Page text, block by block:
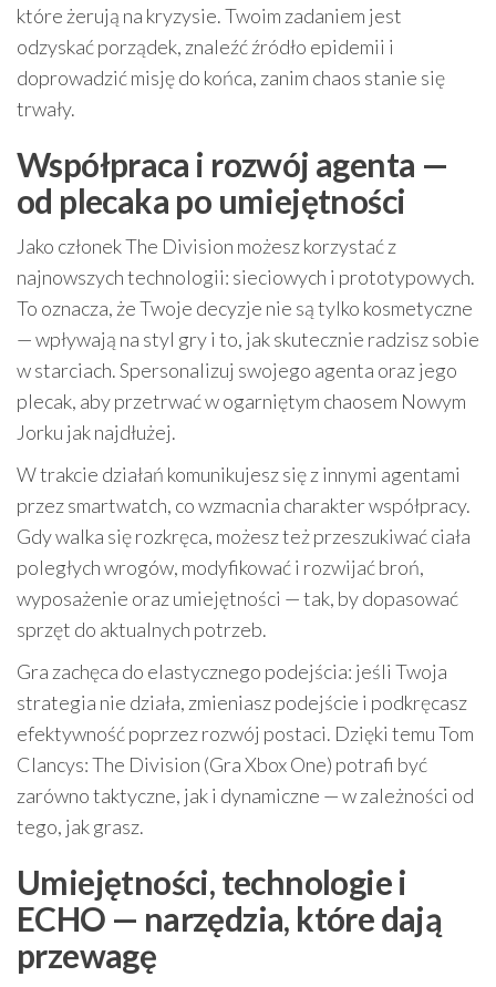
które żerują na kryzysie. Twoim zadaniem jest
odzyskać porządek, znaleźć źródło epidemii i
doprowadzić misję do końca, zanim chaos stanie się
trwały.
Współpraca i rozwój agenta —
od plecaka po umiejętności
Jako członek The Division możesz korzystać z
najnowszych technologii: sieciowych i prototypowych.
To oznacza, że Twoje decyzje nie są tylko kosmetyczne
— wpływają na styl gry i to, jak skutecznie radzisz sobie
w starciach. Spersonalizuj swojego agenta oraz jego
plecak, aby przetrwać w ogarniętym chaosem Nowym
Jorku jak najdłużej.
W trakcie działań komunikujesz się z innymi agentami
przez smartwatch, co wzmacnia charakter współpracy.
Gdy walka się rozkręca, możesz też przeszukiwać ciała
poległych wrogów, modyfikować i rozwijać broń,
wyposażenie oraz umiejętności — tak, by dopasować
sprzęt do aktualnych potrzeb.
Gra zachęca do elastycznego podejścia: jeśli Twoja
strategia nie działa, zmieniasz podejście i podkręcasz
efektywność poprzez rozwój postaci. Dzięki temu Tom
Clancys: The Division (Gra Xbox One) potrafi być
zarówno taktyczne, jak i dynamiczne — w zależności od
tego, jak grasz.
Umiejętności, technologie i
ECHO — narzędzia, które dają
przewagę